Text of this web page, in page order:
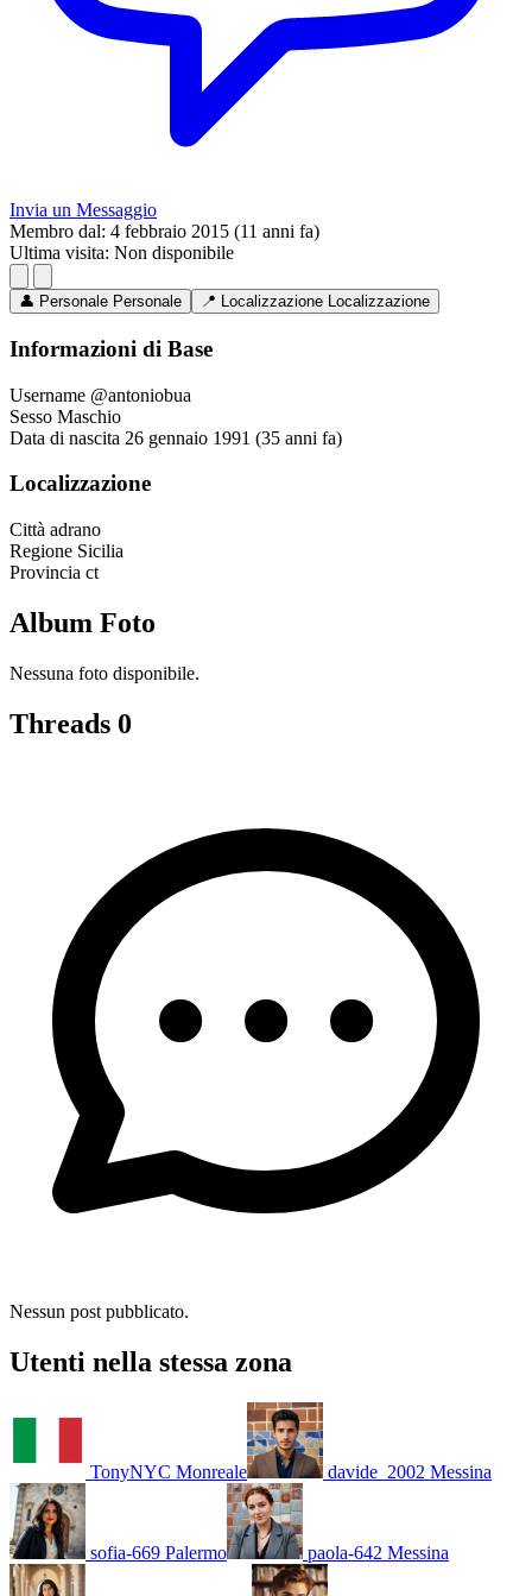
Invia un Messaggio
Membro dal: 4 febbraio 2015 (11 anni fa)
Ultima visita: Non disponibile
👤 Personale Personale 📍 Localizzazione Localizzazione
Informazioni di Base
Username @antoniobua
Sesso Maschio
Data di nascita 26 gennaio 1991 (35 anni fa)
Localizzazione
Città adrano
Regione Sicilia
Provincia ct
Album Foto
Nessuna foto disponibile.
Threads 0
Nessun post pubblicato.
Utenti nella stessa zona
TonyNYC Monreale davide_2002 Messina
sofia-669 Palermo paola-642 Messina